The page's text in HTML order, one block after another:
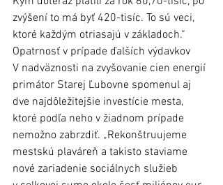
zvýšení to má byť 420-tisíc. To sú veci,
ktoré každým otriasajú v základoch.“
Opatrnosť v prípade ďalších výdavkov
V nadväznosti na zvyšovanie cien energií
primátor Starej Ľubovne spomenul aj
dve najdôležitejšie investície mesta,
ktoré podľa neho v žiadnom prípade
nemožno zabrzdiť. „Rekonštruujeme
mestskú plaváreň a takisto staviame
nové zariadenie sociálnych služieb